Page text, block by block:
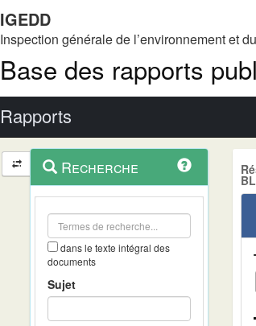
IGEDD
Inspection générale de l’environnement et
Base des rapports
Rapports
Navigation
et
outils
contextuel
Recherche
dans le texte intégral des
documents
Sujet